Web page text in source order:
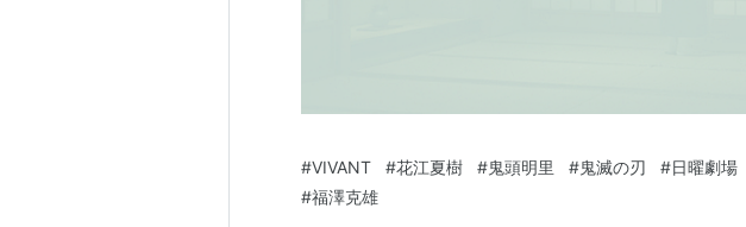
#VIVANT #花江夏樹 #鬼頭明里 #鬼滅の刃 #日曜劇場
#福澤克雄